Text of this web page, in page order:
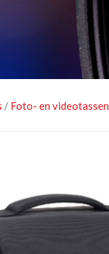
/ Foto- en videotassen